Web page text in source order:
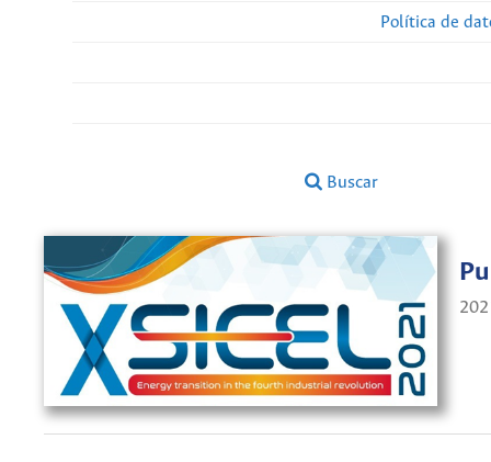
Política de
Buscar